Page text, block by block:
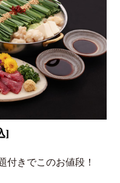
]
付きでこのお値段！